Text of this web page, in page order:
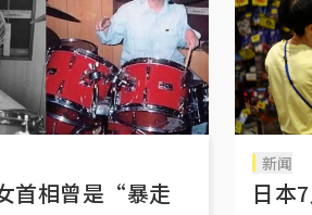
首相曾是“暴走
新闻
日本